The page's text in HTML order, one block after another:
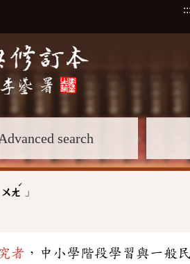
:::
Advanced search
ㄨㄤ
ˊ
」
者 ，中小學階段學習與一般